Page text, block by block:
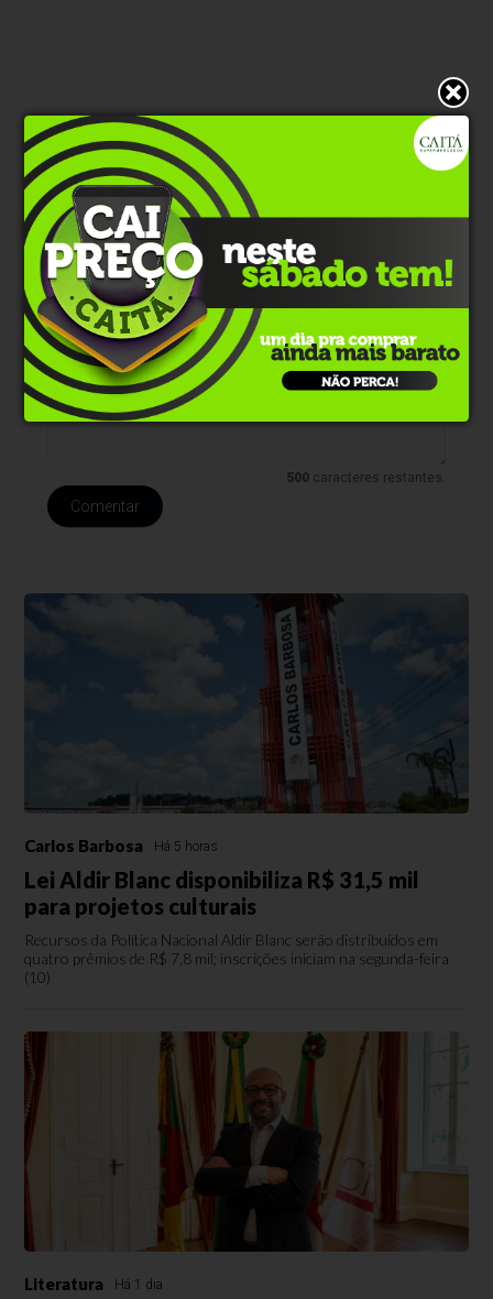
* O conteúdo de cada comentário é de responsabilidade de quem
realizá-lo. Nos reservamos ao direito de reprovar ou eliminar
comentários em desacordo com o propósito do site ou que
contenham palavras ofensivas.
500 caracteres restantes.
Comentar
Carlos Barbosa Há 5 horas
Lei Aldir Blanc disponibiliza R$ 31,5 mil
para projetos culturais
Recursos da Política Nacional Aldir Blanc serão distribuídos em
quatro prêmios de R$ 7,8 mil; inscrições iniciam na segunda-feira
(10)
Literatura Há 1 dia